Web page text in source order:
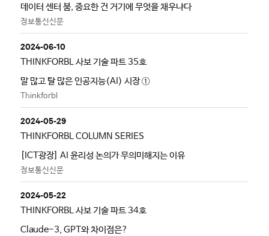
데이터 센터 붐, 중요한 건 거기에 무엇을 채우냐다
정보통신신문
2024-06-10
THINKFORBL 사보 기술 파트 35호
말 많고 탈 많은 인공지능(AI) 시장 ①
Thinkforbl
2024-05-29
THINKFORBL COLUMN SERIES
[ICT광장] AI 윤리성 논의가 무의미해지는 이유
정보통신신문
2024-05-22
THINKFORBL 사보 기술 파트 34호
Claude-3, GPT와 차이점은?